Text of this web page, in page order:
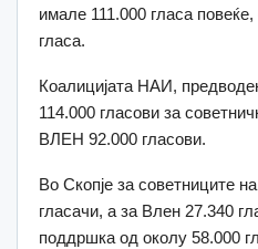
имале 111.000 гласа
гласа.
Коалицијата НАИ,
114.000 гласови за
ВЛЕН 92.000 гласови.
Во Скопје за советниците
гласачи, а за Влен 27.340
поддршка од околу 58.000